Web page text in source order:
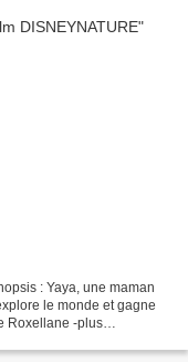
: Yaya, une maman
le monde et gagne
Roxellane -plus